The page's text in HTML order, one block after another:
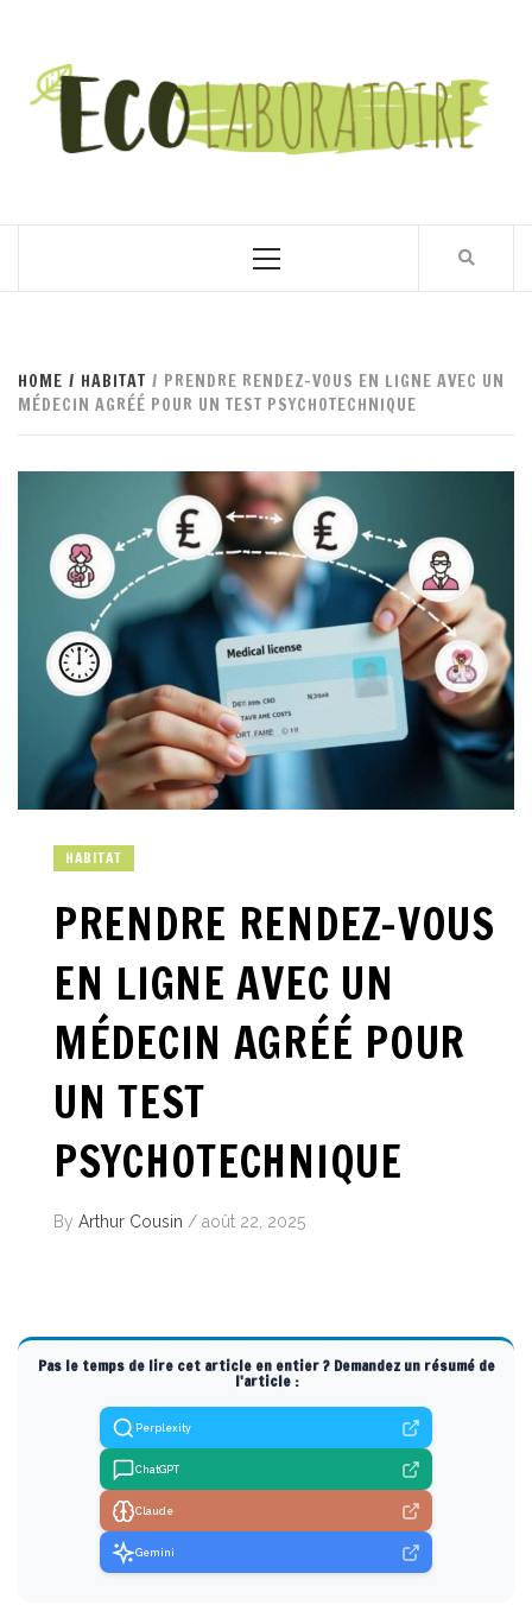
Menu
HOME HABITAT
PRENDRE RENDEZ-VOUS EN LIGNE AVEC UN
MÉDECIN AGRÉÉ POUR UN TEST PSYCHOTECHNIQUE
HABITAT
PRENDRE RENDEZ-VOUS
EN LIGNE AVEC UN
MÉDECIN AGRÉÉ POUR
UN TEST
PSYCHOTECHNIQUE
By Arthur Cousin / août 22, 2025
Pas le temps de lire cet article en entier ? Demandez un résumé de
l'article :
Perplexity
ChatGPT
Claude
Gemini